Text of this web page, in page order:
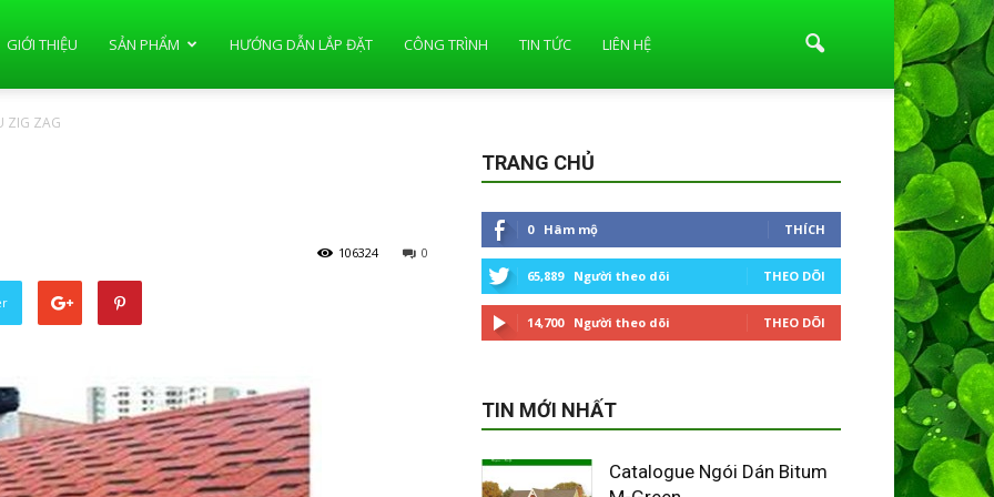
GIỚI THIỆU SẢN PHẨM HƯỚNG DẪN LẮP ĐẶT CÔNG TRÌNH TIN TỨC LIÊN HỆ
ZIG ZAG
0
106324
TRANG CHỦ
0 Hâm mộ THÍCH
65,889 Người theo dõi THEO DÕI
14,700 Người theo dõi THEO DÕI
TIN MỚI NHẤT
Catalogue Ngói Dán Bitum